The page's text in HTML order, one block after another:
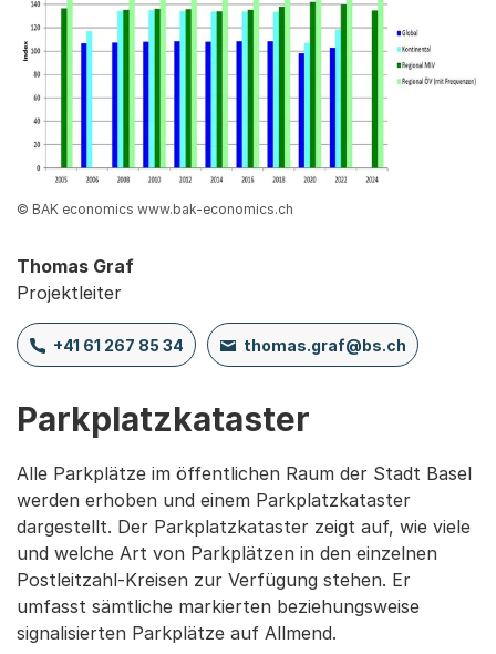
© BAK economics www.bak-economics.ch
Thomas Graf
Projektleiter
+41 61 267 85 34 thomas.graf@bs.ch
Parkplatzkataster
Alle Parkplätze im öffentlichen Raum der Stadt Basel
werden erhoben und einem Parkplatzkataster
dargestellt. Der Parkplatzkataster zeigt auf, wie viele
und welche Art von Parkplätzen in den einzelnen
Postleitzahl-Kreisen zur Verfügung stehen. Er
umfasst sämtliche markierten beziehungsweise
signalisierten Parkplätze auf Allmend.